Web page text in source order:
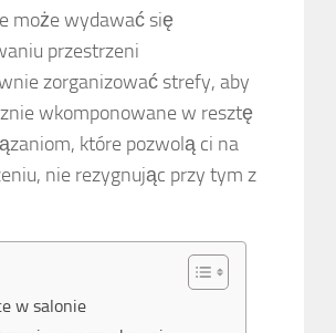
może wydawać się
przestrzeni
zorganizować strefy, aby
wkomponowane w resztę
które pozwolą ci na
nie rezygnując przy tym z
w salonie